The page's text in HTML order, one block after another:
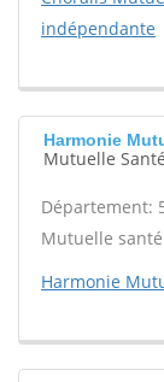
indépendante
Harmonie
Mutuelle
Département:
Mutuelle
Harmonie